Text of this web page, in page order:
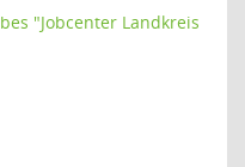
"Jobcenter Landkreis